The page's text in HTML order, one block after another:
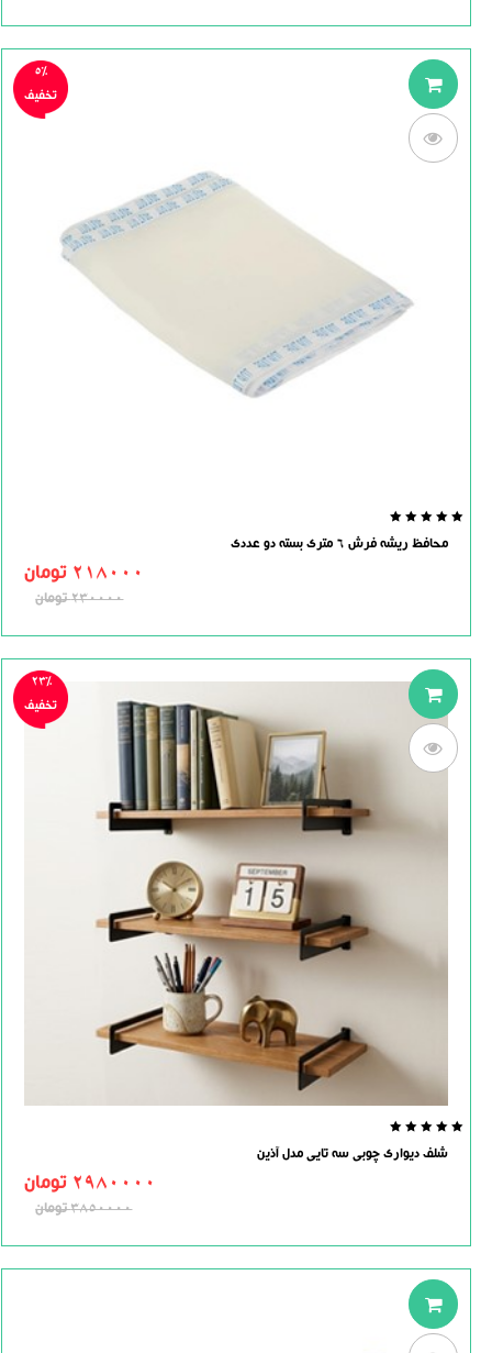
0.0
out
5%
تخفیف
محافظ ریشه فرش 6 متری بسته دو عددی
218000 تومان
230000تومان
out
23%
تخفیف
شلف دیواری چوبی سه تایی مدل آذین
2980000 تومان
3850000تومان